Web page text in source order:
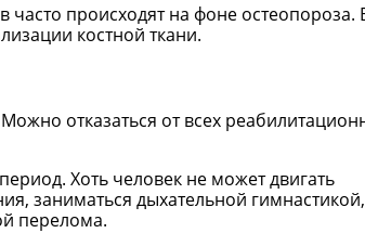
происходят на фоне остеопороза.
костной ткани.
отказаться от всех
Хоть человек не может двигать
заниматься дыхательной гимнастикой,
перелома.